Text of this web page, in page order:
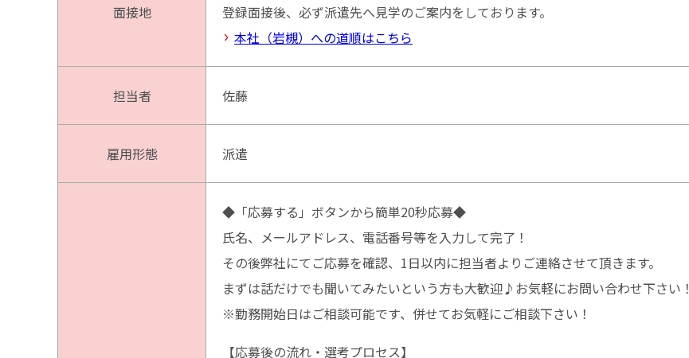
面接地
登録面接後、必ず派遣先へ見学のご案内をしております。
本社（岩槻）への道順はこちら
担当者 佐藤
雇用形態 派遣
◆「応募する」ボタンから簡単20秒応募◆
氏名、メールアドレス、電話番号等を入力して完了！
その後弊社にてご応募を確認、1日以内に担当者よりご連絡させて頂きます。
まずは話だけでも聞いてみたいという方も大歓迎♪お気軽にお問い合わせ下さい！
※勤務開始日はご相談可能です、併せてお気軽にご相談下さい！
【応募後の流れ・選考プロセス】